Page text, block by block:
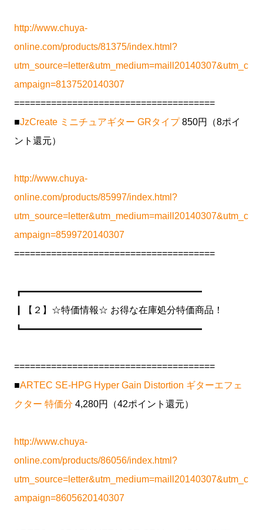
http://www.chuya-
online.com/products/81375/index.html?
utm_source=letter&utm_medium=maill20140307&utm_c
ampaign=8137520140307
======================================
■JzCreate ミニチュアギター GRタイプ850円（8ポイ
ント還元）
http://www.chuya-
online.com/products/85997/index.html?
utm_source=letter&utm_medium=maill20140307&utm_c
ampaign=8599720140307
======================================
┏━━━━━━━━━━━━━━━━━━━
┃【２】☆特価情報☆ お得な在庫処分特価商品！
┗━━━━━━━━━━━━━━━━━━━
======================================
■ARTEC SE-HPG Hyper Gain Distortion ギターエフェ
クター 特価分 4,280円（42ポイント還元）
http://www.chuya-
online.com/products/86056/index.html?
utm_source=letter&utm_medium=maill20140307&utm_c
ampaign=8605620140307